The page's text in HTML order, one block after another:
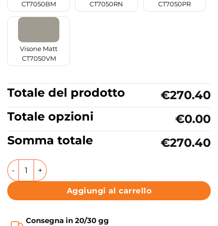
CT7050BM
CT7050RN
CT7050PR
Visone Matt
CT7050VM
Totale del prodotto
€270.40
Totale opzioni
€0.00
Somma totale
€270.40
Top piano da appoggio 70/80/100/120 cm Colavene
Aggiungi al carrello
Consegna in 20/30 gg